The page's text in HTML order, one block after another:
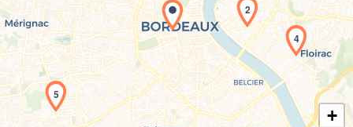
Chargement de la carte en cours...
2
4
5
+